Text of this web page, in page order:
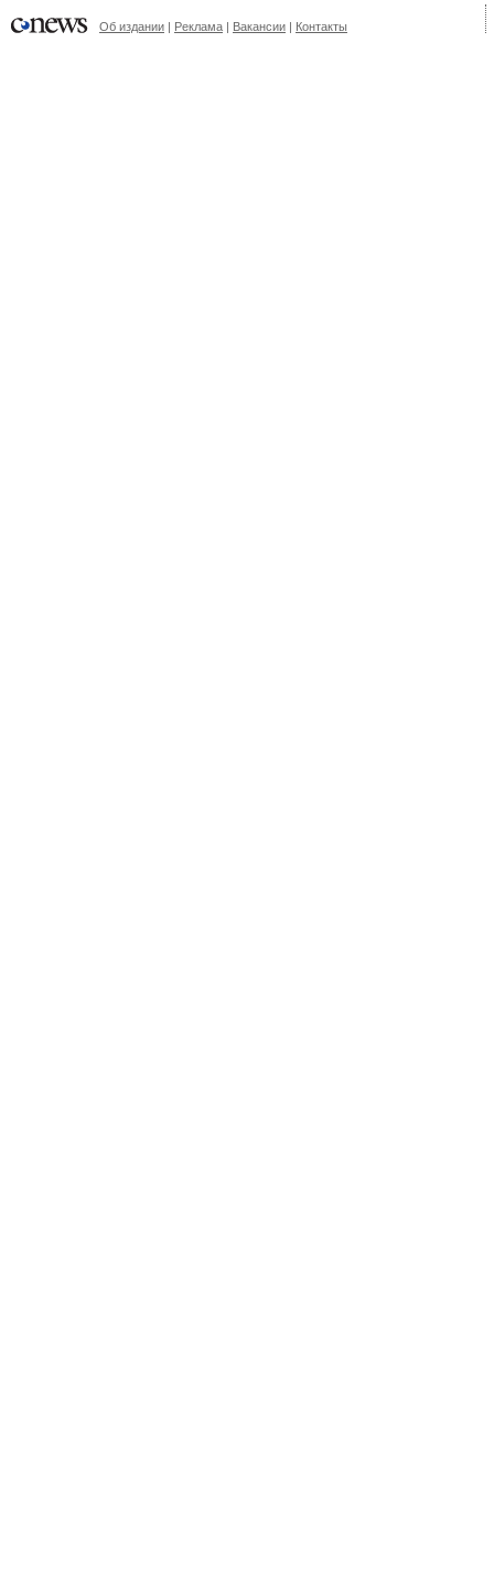
Об издании | Реклама | Вакансии | Контакты